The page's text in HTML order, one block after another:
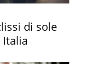
di sole
Italia